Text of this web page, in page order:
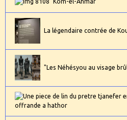
La légendaire contrée de
"Les Néhésyou au visage